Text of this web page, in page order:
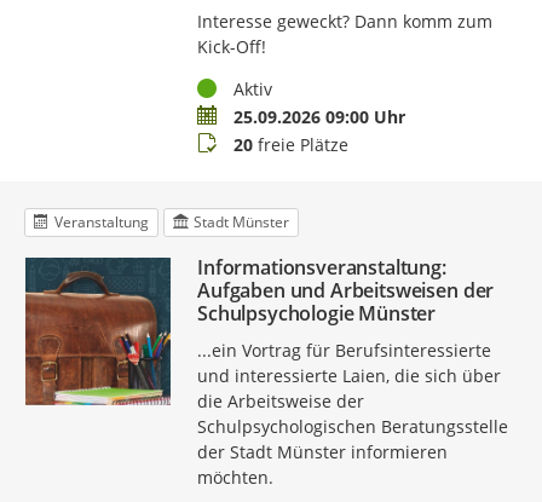
Interesse geweckt? Dann komm zum
Kick-Off!
StatusAktiv
Termin25.09.2026 09:00 Uhr
Buchungsstatus
20freie Plätze
Veranstaltung Stadt Münster
Informationsveranstaltung:
Aufgaben und Arbeitsweisen der
Schulpsychologie Münster
...ein Vortrag für Berufsinteressierte
und interessierte Laien, die sich über
die Arbeitsweise der
Schulpsychologischen Beratungsstelle
der Stadt Münster informieren
möchten.